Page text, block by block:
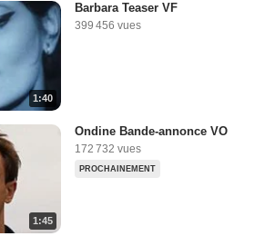
1:40
Barbara Teaser VF
399 456 vues
1:45
Ondine Bande-annonce VO
172 732 vues
PROCHAINEMENT